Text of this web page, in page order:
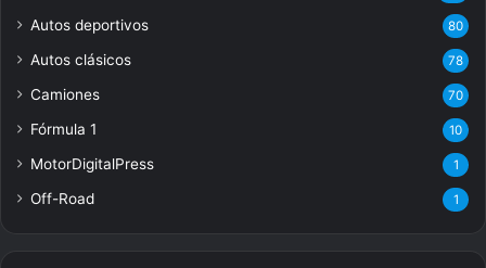
Autos deportivos 80
Autos clásicos 78
Camiones 70
Fórmula 1 10
MotorDigitalPress 1
Off-Road 1